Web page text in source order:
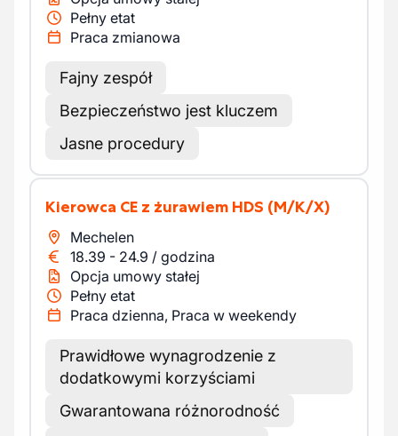
Pełny etat
Praca zmianowa
Fajny zespół
Bezpieczeństwo jest kluczem
Jasne procedury
Kierowca CE z żurawiem HDS (M/K/X)
Mechelen
18.39 - 24.9 / godzina
Opcja umowy stałej
Pełny etat
Praca dzienna, Praca w weekendy
Prawidłowe wynagrodzenie z
dodatkowymi korzyściami
Gwarantowana różnorodność